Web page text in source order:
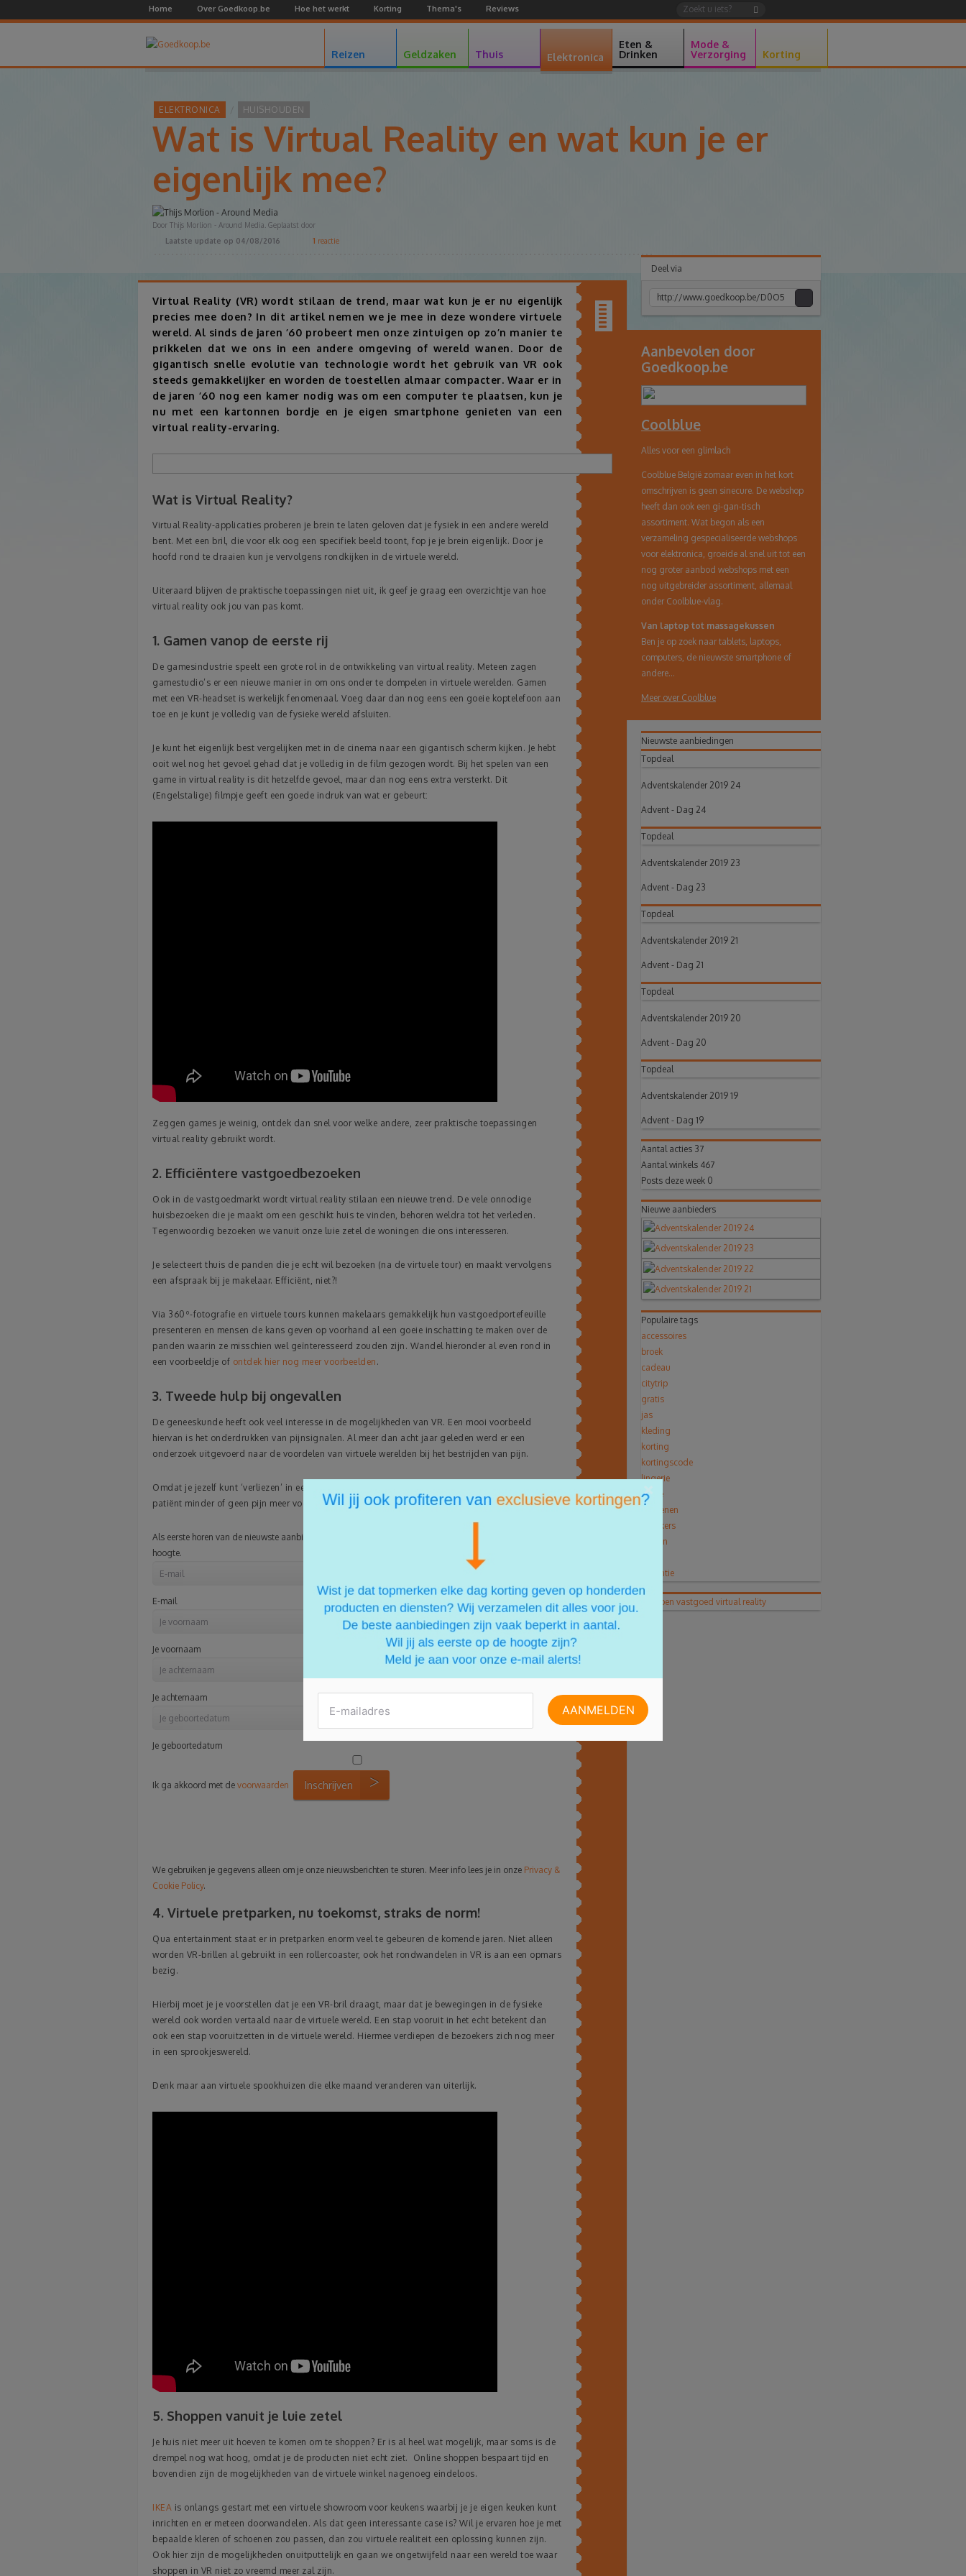
Home Over Goedkoop.be Hoe het werkt Korting Thema's Reviews
Reizen Geldzaken Thuis Elektronica
Eten &
Drinken
Mode &
Verzorging
Korting
ELEKTRONICA HUISHOUDEN
Wat is Virtual Reality en wat kun je er
eigenlijk mee?
Door Thijs Morlion - Around Media. Geplaatst door
Laatste update op 04/08/2016 1 reactie
Inhoudsopgave
Virtual Reality (VR) wordt stilaan de trend, maar wat kun je er nu eigenlijk
precies mee doen? In dit artikel nemen we je mee in deze wondere virtuele
wereld. Al sinds de jaren ’60 probeert men onze zintuigen op zo’n manier te
prikkelen dat we ons in een andere omgeving of wereld wanen. Door de
gigantisch snelle evolutie van technologie wordt het gebruik van VR ook
steeds gemakkelijker en worden de toestellen almaar compacter. Waar er in
de jaren ’60 nog een kamer nodig was om een computer te plaatsen, kun je
nu met een kartonnen bordje en je eigen smartphone genieten van een
virtual reality-ervaring.
Wat is Virtual Reality?
Virtual Reality-applicaties proberen je brein te laten geloven dat je fysiek in een andere wereld
bent. Met een bril, die voor elk oog een specifiek beeld toont, fop je je brein eigenlijk. Door je
hoofd rond te draaien kun je vervolgens rondkijken in de virtuele wereld.
Uiteraard blijven de praktische toepassingen niet uit, ik geef je graag een overzichtje van hoe
virtual reality ook jou van pas komt.
1. Gamen vanop de eerste rij
De gamesindustrie speelt een grote rol in de ontwikkeling van virtual reality. Meteen zagen
gamestudio’s er een nieuwe manier in om ons onder te dompelen in virtuele werelden. Gamen
met een VR-headset is werkelijk fenomenaal. Voeg daar dan nog eens een goeie koptelefoon aan
toe en je kunt je volledig van de fysieke wereld afsluiten.
Je kunt het eigenlijk best vergelijken met in de cinema naar een gigantisch scherm kijken. Je hebt
ooit wel nog het gevoel gehad dat je volledig in de film gezogen wordt. Bij het spelen van een
game in virtual reality is dit hetzelfde gevoel, maar dan nog eens extra versterkt. Dit
(Engelstalige) filmpje geeft een goede indruk van wat er gebeurt:
Zeggen games je weinig, ontdek dan snel voor welke andere, zeer praktische toepassingen
virtual reality gebruikt wordt.
2. Efficiëntere vastgoedbezoeken
Ook in de vastgoedmarkt wordt virtual reality stilaan een nieuwe trend. De vele onnodige
huisbezoeken die je maakt om een geschikt huis te vinden, behoren weldra tot het verleden.
Tegenwoordig bezoeken we vanuit onze luie zetel de woningen die ons interesseren.
Je selecteert thuis de panden die je echt wil bezoeken (na de virtuele tour) en maakt vervolgens
een afspraak bij je makelaar. Efficiënt, niet?!
Via 360º-fotografie en virtuele tours kunnen makelaars gemakkelijk hun vastgoedportefeuille
presenteren en mensen de kans geven op voorhand al een goeie inschatting te maken over de
panden waarin ze misschien wel geïnteresseerd zouden zijn. Wandel hieronder al even rond in
een voorbeeldje of ontdek hier nog meer voorbeelden .
3. Tweede hulp bij ongevallen
De geneeskunde heeft ook veel interesse in de mogelijkheden van VR. Een mooi voorbeeld
hiervan is het onderdrukken van pijnsignalen. Al meer dan acht jaar geleden werd er een
onderzoek uitgevoerd naar de voordelen van virtuele werelden bij het bestrijden van pijn.
Omdat je jezelf kunt ‘verliezen’ in een virtuele wereld, worden de hersenen misleid zodat je als
patiënt minder of geen pijn meer voelt bij het behandelen van bijvoorbeeld brandwonden.
Als eerste horen van de nieuwste aanbiedingen via mail? Dankzij onze nieuwsbrief blijf je altijd op de
hoogte.
E-mail
Je voornaam
Je achternaam
Je geboortedatum
Ik ga akkoord met de voorwaarden Inschrijven
We gebruiken je gegevens alleen om je onze nieuwsberichten te sturen. Meer info lees je in onze Privacy &
Cookie Policy.
4. Virtuele pretparken, nu toekomst, straks de norm!
Qua entertainment staat er in pretparken enorm veel te gebeuren de komende jaren. Niet alleen
worden VR-brillen al gebruikt in een rollercoaster, ook het rondwandelen in VR is aan een opmars
bezig.
Hierbij moet je je voorstellen dat je een VR-bril draagt, maar dat je bewegingen in de fysieke
wereld ook worden vertaald naar de virtuele wereld. Een stap vooruit in het echt betekent dan
ook een stap vooruitzetten in de virtuele wereld. Hiermee verdiepen de bezoekers zich nog meer
in een sprookjeswereld.
Denk maar aan virtuele spookhuizen die elke maand veranderen van uiterlijk.
5. Shoppen vanuit je luie zetel
Je huis niet meer uit hoeven te komen om te shoppen? Er is al heel wat mogelijk, maar soms is de
drempel nog wat hoog, omdat je de producten niet echt ziet. Online shoppen bespaart tijd en
bovendien zijn de mogelijkheden van de virtuele winkel nagenoeg eindeloos.
IKEA is onlangs gestart met een virtuele showroom voor keukens waarbij je je eigen keuken kunt
inrichten en er meteen doorwandelen. Als dat geen interessante case is? Wil je ervaren hoe je met
bepaalde kleren of schoenen zou passen, dan zou virtuele realiteit een oplossing kunnen zijn.
Ook hier zijn de mogelijkheden onuitputtelijk en gaan we ongetwijfeld naar een wereld toe waar
shoppen in VR niet zo vreemd meer zal zijn.
Deel via
Aanbevolen door
Goedkoop.be
Coolblue
Alles voor een glimlach
Coolblue België zomaar even in het kort
omschrijven is geen sinecure. De webshop
heeft dan ook een gi-gan-tisch
assortiment. Wat begon als een
verzameling gespecialiseerde webshops
voor elektronica, groeide al snel uit tot een
nog groter aanbod webshops met een
nog uitgebreider assortiment, allemaal
onder Coolblue-vlag.
Van laptop tot massagekussen
Ben je op zoek naar tablets, laptops,
computers, de nieuwste smartphone of
andere...
Meer over Coolblue
Nieuwste aanbiedingen
Topdeal
Adventskalender 2019 24
Advent - Dag 24
Topdeal
Adventskalender 2019 23
Advent - Dag 23
Topdeal
Adventskalender 2019 21
Advent - Dag 21
Topdeal
Adventskalender 2019 20
Advent - Dag 20
Topdeal
Adventskalender 2019 19
Advent - Dag 19
Aantal acties 37
Aantal winkels 467
Posts deze week 0
Nieuwe aanbieders
Populaire tags
accessoires
broek
cadeau
citytrip
gratis
jas
kleding
korting
kortingscode
lingerie
mode
Schoenen
sneakers
solden
vakantie
shoppen vastgoed virtual reality
×